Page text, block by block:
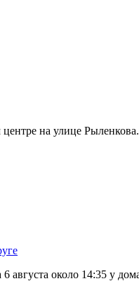
на улице
августа около 14:35 у